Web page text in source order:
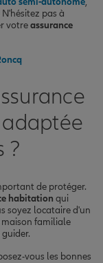
pas à
votreassurance
?
de protéger.
habitation qui
soyez locataire d'un
familiale
vous les bonnes